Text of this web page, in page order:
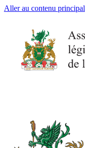
Aller au contenu principal